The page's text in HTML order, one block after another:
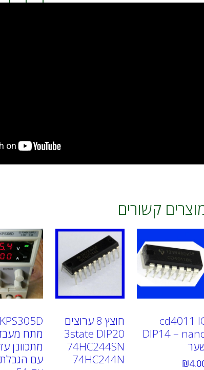
קשורים
cd4011
DIP14 –
₪
חוצץ 8 ערוצים
3state DIP20
74HC244SN
74HC244N
מתח
עם